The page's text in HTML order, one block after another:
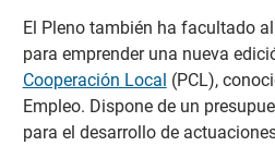
El Pleno también ha facultado
para emprender una nueva
Cooperación Local (PCL),
Empleo. Dispone de un
para el desarrollo de